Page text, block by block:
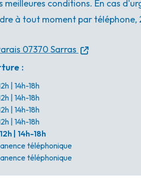
meilleures conditions. En cas
à tout moment par téléphone,
07370 Sarras
:
| 14h-18h
| 14h-18h
| 14h-18h
| 14h-18h
| 14h-18h
téléphonique
téléphonique